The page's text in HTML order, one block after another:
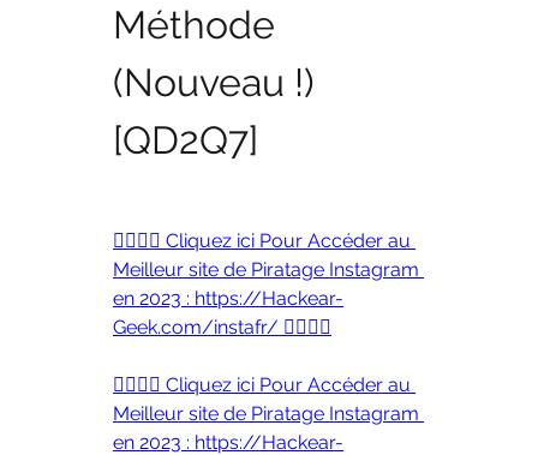
Méthode
(Nouveau !)
[QD2Q7]
👉🏻👉🏻 Cliquez ici Pour Accéder au
Meilleur site de Piratage Instagram
en 2023 : https://Hackear-
Geek.com/instafr/ 👈🏻👈🏻
👉🏻👉🏻 Cliquez ici Pour Accéder au
Meilleur site de Piratage Instagram
en 2023 : https://Hackear-